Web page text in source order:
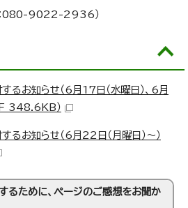
：080-9022-2936）
るお知らせ（6月17日（水曜日）、6月
348.6KB）
るお知らせ（6月22日（月曜日）～）
るために、ページのご感想をお聞か